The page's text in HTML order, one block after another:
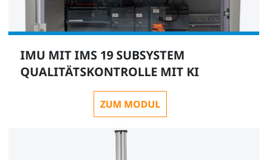
IMU MIT IMS 19 SUBSYSTEM
QUALITÄTSKONTROLLE MIT KI
ZUM MODUL